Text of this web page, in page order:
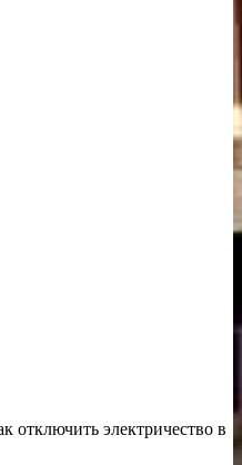
отключить электричество в